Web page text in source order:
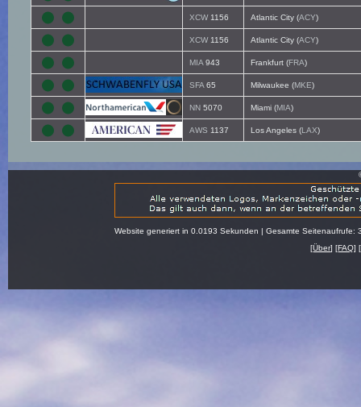
XCW1156 Atlantic City (ACY)
XCW1156 Atlantic City (ACY)
MIA 943 Frankfurt (FRA)
SFA 65 Milwaukee (MKE)
NN 5070 Miami (MIA)
AWS 1137 Los Angeles (LAX)
Website generiert in 0.0193 Sekunden | Gesamte
[Über] [FAQ] [